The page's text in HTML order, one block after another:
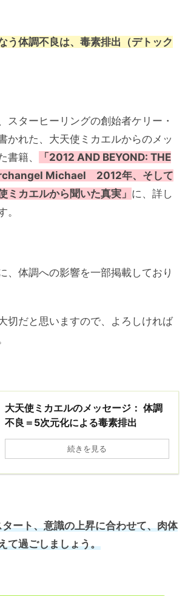
う体調不良は、毒素排出（デトック
スターヒーリングの創始者ケリー・
かれた、大天使ミカエルからのメッ
書籍、
「2012 AND BEYOND: THE
Michael 2012年、そして
カエルから聞いた真実」 に、詳し
。
、体調への影響を一部掲載しており
切だと思いますので、よろしければ
大天使ミカエルのメッセージ： 体調
不良＝5次元化による毒素排出
続きを見る
ート、意識の上昇に合わせて、肉体
て過ごしましょう。